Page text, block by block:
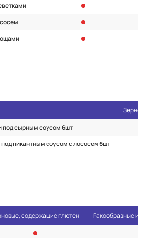
под сырным соусом 6шт
пикантным соусом с лососем 6шт
содержащие глютен Ракообразные и